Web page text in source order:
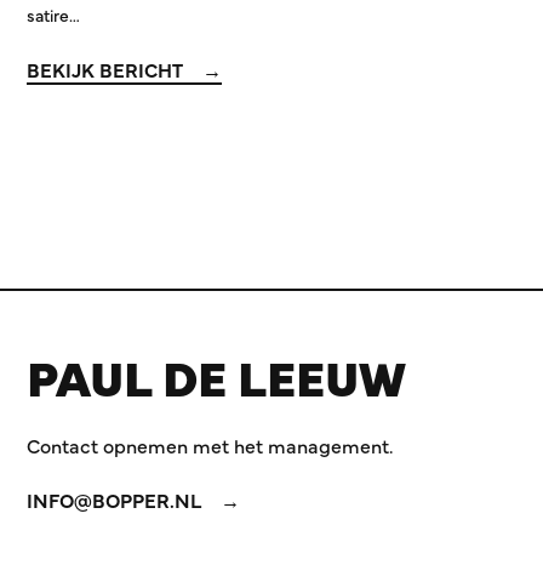
satire…
BEKIJK BERICHT
PAUL DE LEEUW
Contact opnemen met het management.
INFO@BOPPER.NL